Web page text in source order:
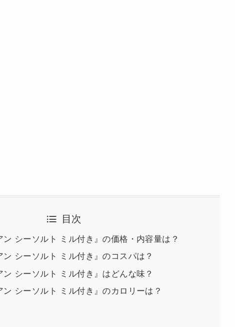
目次
ン シーソルト ミル付き』の価格・内容量は？
ン シーソルト ミル付き』のコスパは？
ン シーソルト ミル付き』はどんな味？
ン シーソルト ミル付き』のカロリーは？